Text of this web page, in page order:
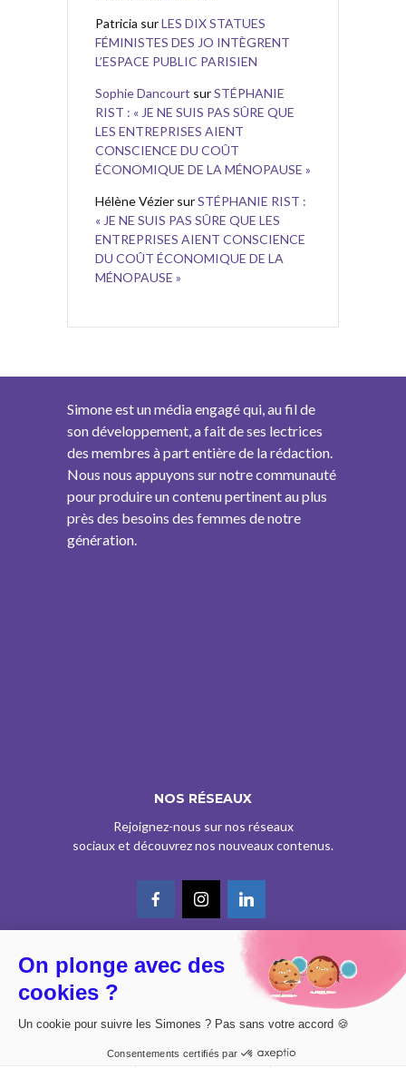
Patricia surLES DIX STATUES
FÉMINISTES DES JO INTÈGRENT
L’ESPACE PUBLIC PARISIEN
Sophie Dancourt surSTÉPHANIE
RIST : « JE NE SUIS PAS SÛRE QUE
LES ENTREPRISES AIENT
CONSCIENCE DU COÛT
ÉCONOMIQUE DE LA MÉNOPAUSE »
Hélène Vézier surSTÉPHANIE RIST :
« JE NE SUIS PAS SÛRE QUE LES
ENTREPRISES AIENT CONSCIENCE
DU COÛT ÉCONOMIQUE DE LA
MÉNOPAUSE »
Simone est un média engagé qui, au fil de
son développement, a fait de ses lectrices
des membres à part entière de la rédaction.
Nous nous appuyons sur notre communauté
pour produire un contenu pertinent au plus
près des besoins des femmes de notre
génération.
NOS RÉSEAUX
Rejoignez-nous sur nos réseaux
sociaux et découvrez nos nouveaux contenus.
© CE SITE EST AGRÉÉ COMME SERVICE DE PRESSE EN LIGNE PAR LA
CPPAP SOUS LE N° 0626 Z 93934 (IPG ART.39BISA CGI)
POLITIQUE DE CONFIDENTIALITÉ
On plonge avec des
cookies ?
Un cookie pour suivre les Simones ? Pas sans votre accord 🍪
Consentements certifiés par